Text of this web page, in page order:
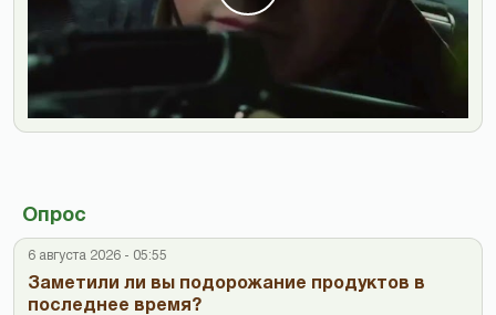
Опрос
6 августа 2026 - 05:55
Заметили ли вы подорожание продуктов в
последнее время?